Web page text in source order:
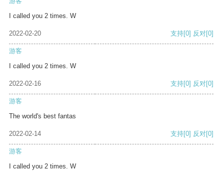
I called you 2 times. W
2022-02-20 支持[0] 反对[0]
游客
I called you 2 times. W
2022-02-16 支持[0] 反对[0]
游客
The world's best fantas
2022-02-14 支持[0] 反对[0]
游客
I called you 2 times. W